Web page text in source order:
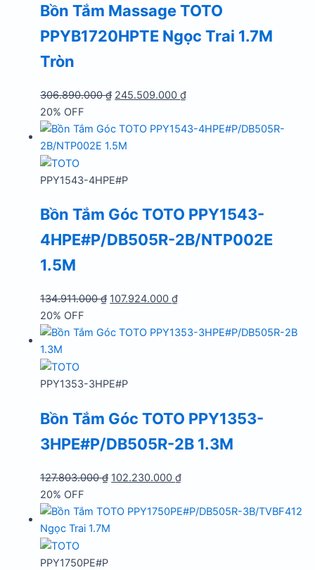
Bồn Tắm Massage TOTO
PPYB1720HPTE Ngọc Trai 1.7M
Tròn
306.890.000₫ Giá
là:
306.890.000 ₫.
245.509.000₫Giá
tại
20% OFF
PPY1543-4HPE#P
Bồn Tắm Góc TOTO PPY1543-
4HPE#P/DB505R-2B/NTP002E
1.5M
134.911.000₫ Giá
là:
107.924.000₫Giá
tại
20% OFF
PPY1353-3HPE#P
Bồn Tắm Góc TOTO PPY1353-
3HPE#P/DB505R-2B 1.3M
127.803.000₫ Giá
là:
102.230.000₫Giá
tại
20% OFF
PPY1750PE#P